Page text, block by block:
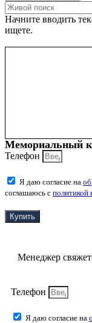
Начните вводить
ищете.
Мемориальный
Телефон
Я даю согласие на
соглашаюсь с политикой
Купить
Менеджер
Телефон
Я даю согласие на